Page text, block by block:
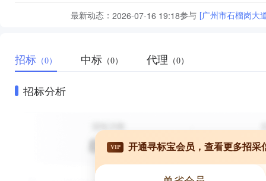
最新动态： 2026-07-16 19:18参与 [广州市石榴岗大
招标 （0） 中标 （0） 代理 （0）
招标分析
VIP 开通寻标宝会员，查看更多招采